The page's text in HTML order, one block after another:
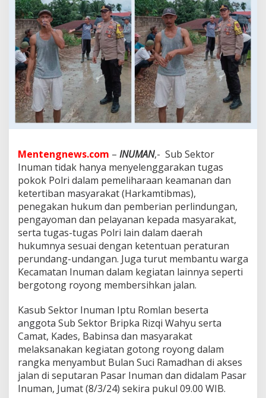
u
b
S
e
k
t
o
r
n
m
,
W
u
u
d
N
y
a
t
a
K
o
a
b
o
r
a
s
U
n
Mentengnews.com – INUMAN,- Sub Sektor
Inuman tidak hanya menyelenggarakan tugas
pokok Polri dalam pemeliharaan keamanan dan
ketertiban masyarakat (Harkamtibmas),
penegakan hukum dan pemberian perlindungan,
pengayoman dan pelayanan kepada masyarakat,
serta tugas-tugas Polri lain dalam daerah
hukumnya sesuai dengan ketentuan peraturan
perundang-undangan. Juga turut membantu warga
Kecamatan Inuman dalam kegiatan lainnya seperti
bergotong royong membersihkan jalan.
Kasub Sektor Inuman Iptu Romlan beserta
anggota Sub Sektor Bripka Rizqi Wahyu serta
Camat, Kades, Babinsa dan masyarakat
melaksanakan kegiatan gotong royong dalam
rangka menyambut Bulan Suci Ramadhan di akses
jalan di seputaran Pasar Inuman dan didalam Pasar
Inuman, Jumat (8/3/24) sekira pukul 09.00 WIB.